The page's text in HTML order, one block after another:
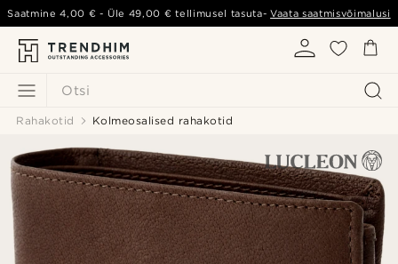
Otsi
Saatmine4,00 € - Üle 49,00 € tellimusel tasuta-Vaata saatmisvõimalusi
Rahakotid Kolmeosalised rahakotid